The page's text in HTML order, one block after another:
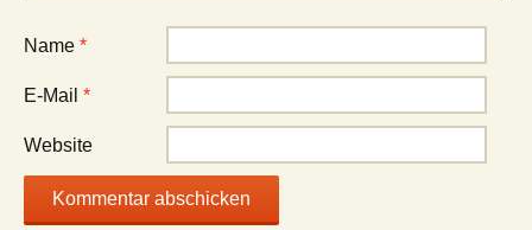
Name *
E-Mail *
Website